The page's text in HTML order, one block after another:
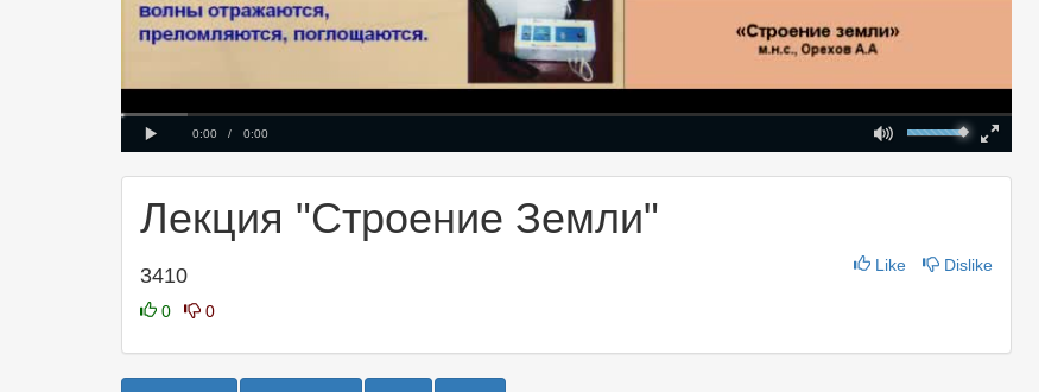
Current
0:00 / Duration
0:00
Loaded: 0%
Progress:
0%
00:00
Fullscreen
00:00
Лекция "Строение Земли"
3410
0 0
Like Dislike